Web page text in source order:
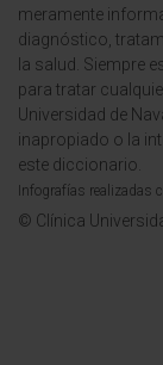
meramente
diagnóstico,
la salud. Siempre
para tratar
Universidad de
inapropiado o la
este diccionario.
Infografías realizadas
© Clínica